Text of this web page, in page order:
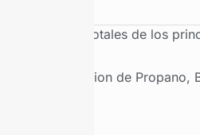
Ventas totales de los
Produccion de Propano,